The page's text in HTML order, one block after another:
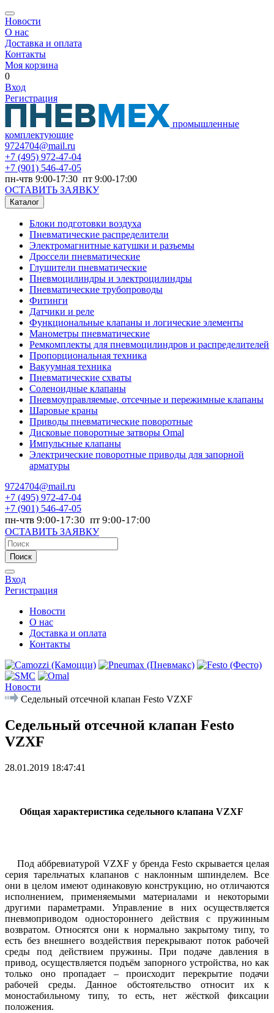
Новости
О нас
Доставка и оплата
Контакты
Моя корзина
0
Вход
Регистрация
промышленные
комплектующие
9724704@mail.ru
+7 (495) 972-47-04
+7 (901) 546-47-05
пн-чтв 9:00-17:30 пт 9:00-17:00
ОСТАВИТЬ ЗАЯВКУ
Каталог
Блоки подготовки воздуха
Пневматические распределители
Электромагнитные катушки и разъемы
Дроссели пневматические
Глушители пневматические
Пневмоцилиндры и электроцилиндры
Пневматические трубопроводы
Фитинги
Датчики и реле
Функциональные клапаны и логические элементы
Манометры пневматические
Ремкомплекты для пневмоцилиндров и распределителей
Пропорциональная техника
Вакуумная техника
Пневматические схваты
Соленоидные клапаны
Пневмоуправляемые, отсечные и пережимные клапаны
Шаровые краны
Приводы пневматические поворотные
Дисковые поворотные затворы Omal
Импульсные клапаны
Электрические поворотные приводы для запорной
арматуры
9724704@mail.ru
+7 (495) 972-47-04
+7 (901) 546-47-05
пн-чтв 9:00-17:30 пт 9:00-17:00
ОСТАВИТЬ ЗАЯВКУ
Поиск
Вход
Регистрация
Новости
О нас
Доставка и оплата
Контакты
Новости
Седельный отсечной клапан Festo VZXF
Седельный отсечной клапан Festo
VZXF
28.01.2019 18:47:41
Общая характеристика седельного клапана VZXF
Под аббревиатурой VZXF у бренда Festo скрывается целая
серия тарельчатых клапанов с наклонным шпинделем. Все
они в целом имеют одинаковую конструкцию, но отличаются
исполнением, применяемыми материалами и некоторыми
другими параметрами. Управление в них осуществляется
пневмоприводом одностороннего действия с пружинным
возвратом. Относятся они к нормально закрытому типу, то
есть без внешнего воздействия перекрывают поток рабочей
среды под действием пружины. При подаче давления в
привод, осуществляется подъём запорного устройства, но как
только оно пропадает – происходит перекрытие подачи
рабочей среды. Данное обстоятельство относит их к
моностабильному типу, то есть, нет жёсткой фиксации
положения.